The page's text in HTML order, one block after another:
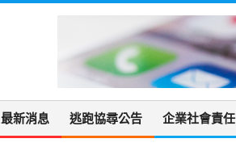
最新消息 逃跑協尋公告 企業社會責任